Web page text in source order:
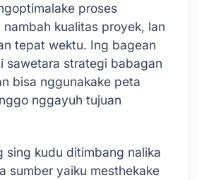
proses
kualitas proyek, lan
tepat wektu. Ing bagean
sawetara strategi babagan
bisa nggunakake peta
nggayuh tujuan
sing kudu ditimbang nalika
sumber yaiku mesthekake